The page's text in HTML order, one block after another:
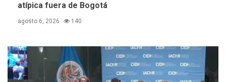
atípica fuera de Bogotá
agosto 6, 2026 140